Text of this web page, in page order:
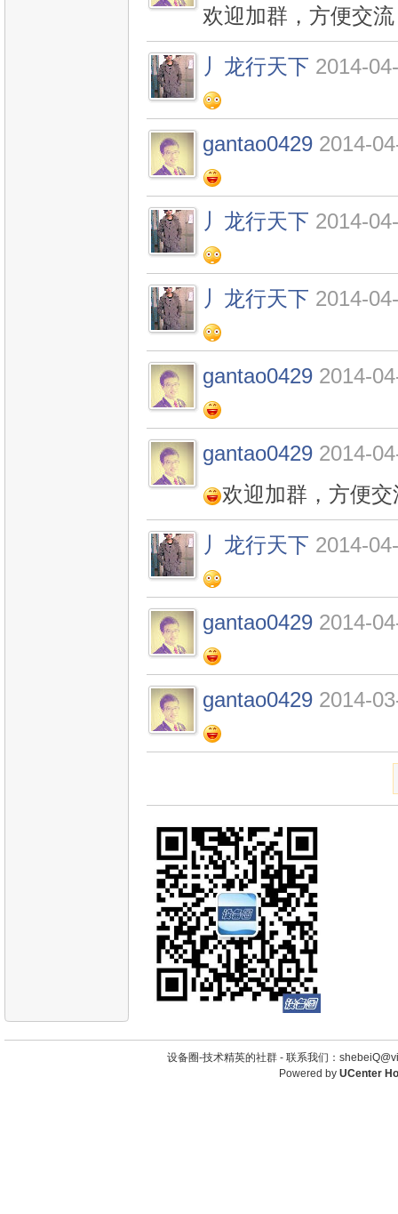
欢迎加群，方便交
丿龙行天下 2014-
gantao0429 2014-
丿龙行天下 2014-
丿龙行天下 2014-
gantao0429 2014-
gantao0429 2014-
欢迎加群，方便
丿龙行天下 2014-
gantao0429 2014-
gantao0429 2014-
设备圈-技术精英的社群 - 联系我们：
Powered by UCenter